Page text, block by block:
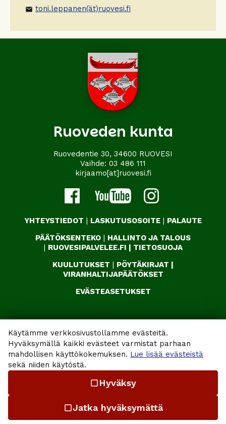
Käytämme verkkosivustollamme evästeitä.
Hyväksymällä kaikki evästeet varmistat parhaan
mahdollisen käyttökokemuksen. Lue lisää evästeistä
sekä niiden käytöstä.
check_box_outline_blank Hyväksy
check_box_outline_blankJatka hyväksymättä
email toni.leppanen(ät)ruovesi.fi
Ruoveden kunta
Ruovedentie 30, 34600 RUOVESI
Vaihde: 03 486 111
kirjaamo[at]ruovesi.fi
YHTEYSTIEDOT | LASKUTUSOSOITE | PALAUTE
PÄÄTÖKSENTEKO | HALLINTO JA TALOUS
| RUOVESIPALVELEE.FI | TIETOSUOJA
KUULUTUKSET | PÖYTÄKIRJAT |
VIRANHALTIJAPÄÄTÖKSET
EVÄSTEASETUKSET